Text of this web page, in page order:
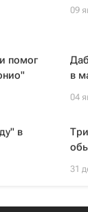
09
помог
в
04
в
31